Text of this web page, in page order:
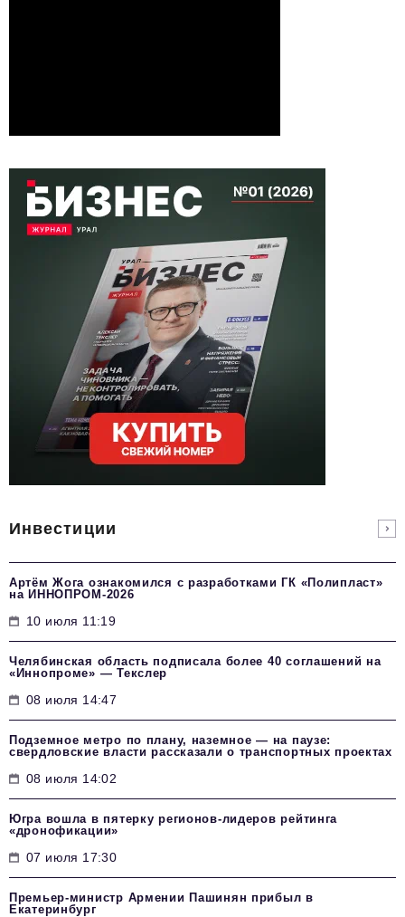
Инвестиции
Артём Жога ознакомился с разработками ГК «Полипласт»
на ИННОПРОМ-2026
10 июля 11:19
Челябинская область подписала более 40 соглашений на
«Иннопроме» — Текслер
08 июля 14:47
Подземное метро по плану, наземное — на паузе:
свердловские власти рассказали о транспортных проектах
08 июля 14:02
Югра вошла в пятерку регионов-лидеров рейтинга
«дронофикации»
07 июля 17:30
Премьер-министр Армении Пашинян прибыл в
Екатеринбург